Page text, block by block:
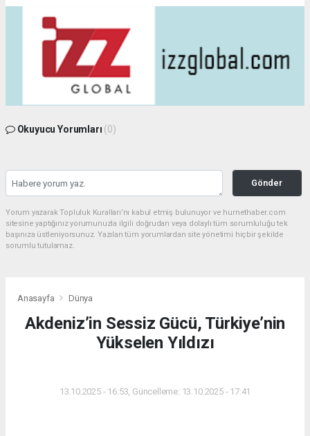
Okuyucu Yorumları (0)
Gönder
Yorum yazarak Topluluk Kuralları’nı kabul etmiş bulunuyor ve hurnethaber.com
sitesine yaptığınız yorumunuzla ilgili doğrudan veya dolaylı tüm sorumluluğu tek
başınıza üstleniyorsunuz. Yazılan tüm yorumlardan site yönetimi hiçbir şekilde
sorumlu tutulamaz.
Anasayfa Dünya
Akdeniz’in Sessiz Gücü, Türkiye’nin
Yükselen Yıldızı
13.10.2025 - 16:53, Güncelleme: 13.10.2025 - 17:41